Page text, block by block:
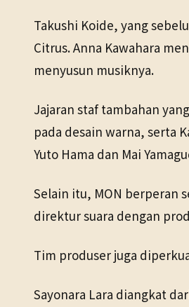
Takushi Koide, yang
Citrus. Anna Kawahara
menyusun musiknya.
Jajaran staf tambahan
pada desain warna, serta
Yuto Hama dan Mai
Selain itu, MON berperan
direktur suara dengan
Tim produser juga
Sayonara Lara diangkat